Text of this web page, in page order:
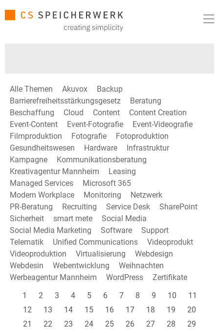
Alle Themen Akuvox
Backup
Barrierefreiheitsstärkungsgesetz
Beratung
Beschaffung
Cloud Content
Content Creation
Event-Content
Event-Fotografie
Event-Videografie
Filmproduktion
Fotografie
Fotoproduktion
Gesundheitswesen
Hardware
Infrastruktur
Kampagne
Kommunikationsberatung
Kreativagentur Mannheim
Leasing
Managed Services
Microsoft 365
Modern Workplace
Monitoring
Netzwerk
PR-Beratung
Recruiting Service Desk
SharePoint
Sicherheit
smart mete
Social Media
Social Media Marketing
Software
Support
Telematik
Unified Communications
Videoprodukt
Videoproduktion
Virtualisierung
Webdesign
Webdesin
Webentwicklung
Weihnachten
Werbeagentur Mannheim
WordPress
Zertifikate
1
2 3 4 5 6 7 8 9 10
11
12
13 14 15 16 17 18 19
20
21
22 23 24 25 26 27 28
29